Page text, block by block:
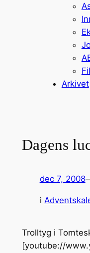
Arkivet
Dagens
dec 7, 2008
i
Trolltyg i
[youtube://